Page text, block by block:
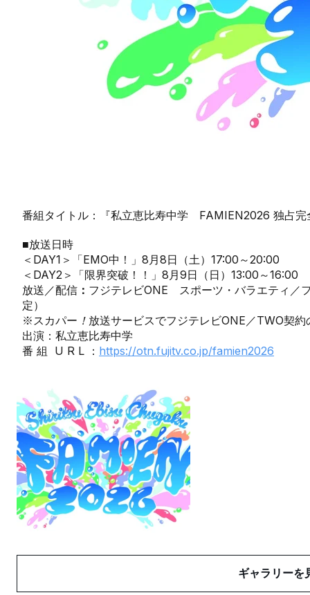
番組タイトル：『私立恵比寿中学 FAMIEN2026 独占完
■放送日時
＜DAY1＞「EMO中！」8月8日（土）17:00～20:00
＜DAY2＞「限界突破！！」8月9日（日）13:00～16:00
放送／配信 ： フジテレビONE スポーツ・バラエティ／
定）
※スカパー ！ 放送サービスでフジテレビONE／TWO契
出演：私立恵比寿中学
番 組 U R L ： https://otn.fujitv.co.jp/famien2026
ギャラリーを